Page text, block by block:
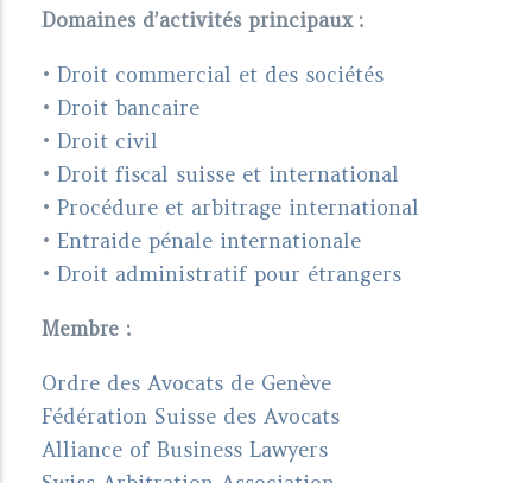
Domaines d’activités principaux :
• Droit commercial et des sociétés
• Droit bancaire
• Droit civil
• Droit fiscal suisse et international
• Procédure et arbitrage international
• Entraide pénale internationale
• Droit administratif pour étrangers
Membre :
Ordre des Avocats de Genève
Fédération Suisse des Avocats
Alliance of Business Lawyers